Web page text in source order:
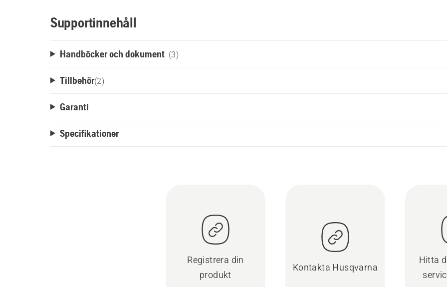
Supportinnehåll
Handböcker och dokument (3)
Tillbehör(2)
Garanti
Specifikationer
Registrera din
produkt
Kontakta Husqvarna
Hitta